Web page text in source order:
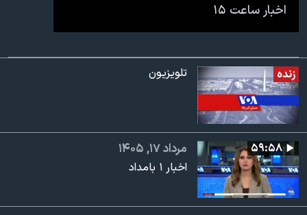
صفحه‌های ویژه
اخبار ساعت ۱۵
زنده تلویزیون
۵۹:۵۸ مرداد ۱۷, ۱۴۰۵
اخبار ۱ بامداد